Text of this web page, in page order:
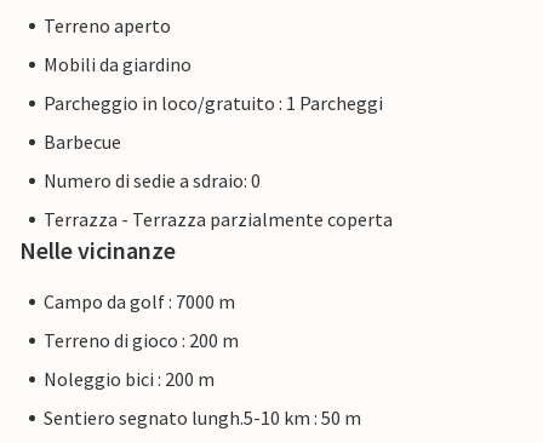
Terreno aperto
Mobili da giardino
Parcheggio in loco/gratuito : 1 Parcheggi
Barbecue
Numero di sedie a sdraio: 0
Terrazza - Terrazza parzialmente coperta
Nelle vicinanze
Campo da golf : 7000 m
Terreno di gioco : 200 m
Noleggio bici : 200 m
Sentiero segnato lungh.5-10 km : 50 m